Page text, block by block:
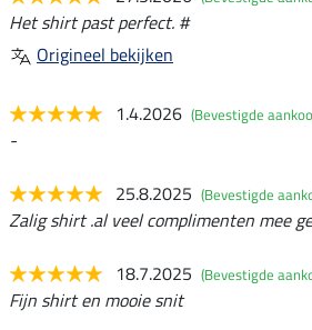
Het shirt past perfect. #
Origineel bekijken
1.4.2026 (Bevestigde
-
25.8.2025 (Bevestigde
Zalig shirt .al veel complimenten mee
18.7.2025 (Bevestigde
Fijn shirt en mooie snit